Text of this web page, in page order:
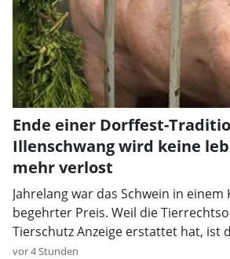
Ende einer Dorffest-
Illenschwang wird keine
mehr verlost
Jahrelang war das Schwein in einem
begehrter Preis. Weil die
Tierschutz Anzeige erstattet hat, ist
vor 4 Stunden